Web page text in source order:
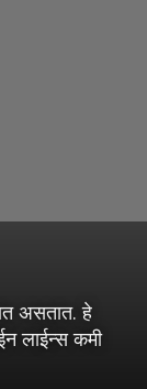
असतात. हे
लाईन्स कमी